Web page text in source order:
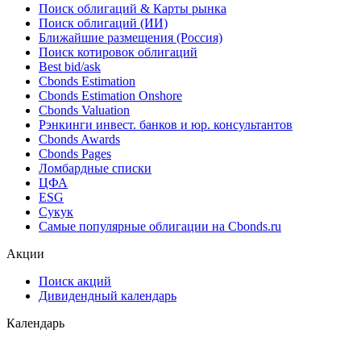
Поиск облигаций & Карты рынка
Поиск облигаций (ИИ)
Ближайшие размещения (Россия)
Поиск котировок облигаций
Best bid/ask
Cbonds Estimation
Cbonds Estimation Onshore
Cbonds Valuation
Рэнкинги инвест. банков и юр. консультантов
Cbonds Awards
Cbonds Pages
Ломбардные списки
ЦФА
ESG
Сукук
Самые популярные облигации на Cbonds.ru
Акции
Поиск акций
Дивидендный календарь
Календарь